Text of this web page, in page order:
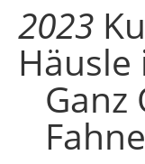
2023